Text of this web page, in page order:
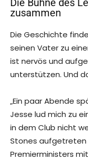
Die Bühne des
zusammen
Die Geschichte
seinen Vater zu
ist nervös und
unterstützen. Und
„Ein paar Abende
Jesse lud mich zu
in dem Club nicht
Stones aufgetreten
Premierministers